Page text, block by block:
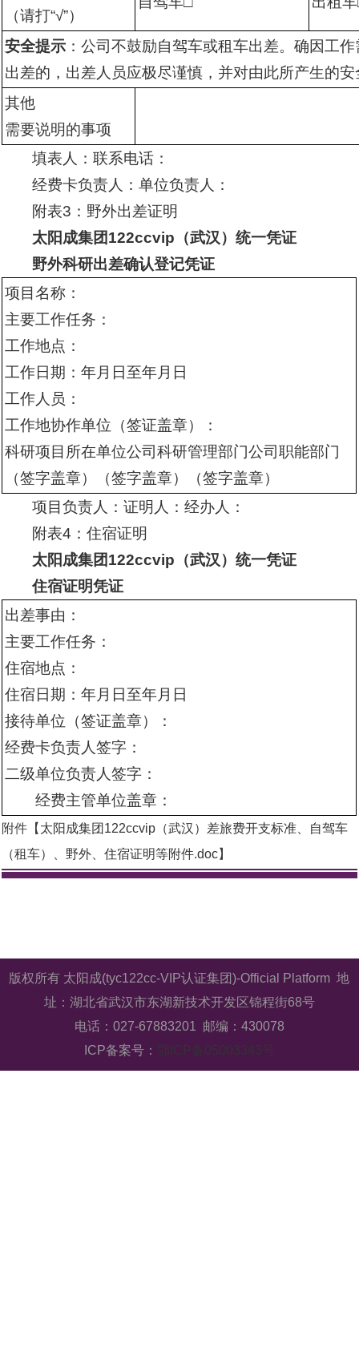
（请打“√”）
安全提示 ：公司不鼓励自驾车或租车出差。确因工
出差的，出差人员应极尽谨慎，并对由此所产生的
其他
需要说明的事项
填表人：联系电话：
经费卡负责人：单位负责人：
附表3：野外出差证明
太阳成集团122ccvip（武汉）统一凭证
野外科研出差确认登记凭证
项目名称：
主要工作任务：
工作地点：
工作日期：年月日至年月日
工作人员：
工作地协作单位（签证盖章）：
科研项目所在单位公司科研管理部门公司职能部门
（签字盖章）（签字盖章）（签字盖章）
项目负责人：证明人：经办人：
附表4：住宿证明
太阳成集团122ccvip（武汉）统一凭证
住宿证明凭证
出差事由：
主要工作任务：
住宿地点：
住宿日期：年月日至年月日
接待单位（签证盖章）：
经费卡负责人签字：
二级单位负责人签字：
经费主管单位盖章：
附件【 太阳成集团122ccvip（武汉）差旅费开支标准、自驾车
（租车）、野外、住宿证明等附件.doc】
版权所有 太阳成(tyc122cc-VIP认证集团)-Official Platform 地
址：湖北省武汉市东湖新技术开发区锦程街68号
电话：027-67883201 邮编：430078
ICP备案号： 鄂ICP备05003343号